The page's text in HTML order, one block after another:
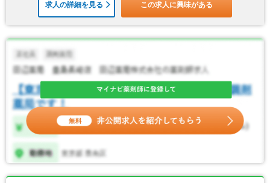
求人の詳細を見る この求人に興味がある